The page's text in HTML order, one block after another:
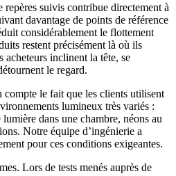
repères suivis contribue directement à
davantage de points de référence
considérablement le flottement
restent précisément là où ils
acheteurs inclinent la tête, se
le regard.
compte le fait que les clients utilisent
lumineux très variés :
dans une chambre, néons au
Notre équipe d’ingénierie a
pour ces conditions exigeantes.
Lors de tests menés auprès de